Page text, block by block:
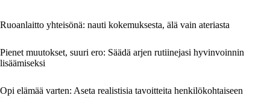
Ruoanlaitto yhteisönä: nauti kokemuksesta, älä vain ateriasta
Pienet muutokset, suuri ero: Säädä arjen rutiinejasi hyvinvoinnin
lisäämiseksi
Opi elämää varten: Aseta realistisia tavoitteita henkilökohtaiseen